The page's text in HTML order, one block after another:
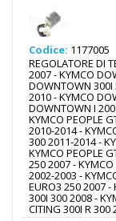
Codice: 1177005
REGOLATORE DI
2007 - KYMCO
DOWNTOWN 300I
2010 - KYMCO
DOWNTOWN I
KYMCO PEOPLE
2010-2014 -
300 2011-2014 -
KYMCO PEOPLE
250 2007 -
2002-2003 -
EURO3 250 2007 -
300I 300 2008 -
CITING 300I R 300